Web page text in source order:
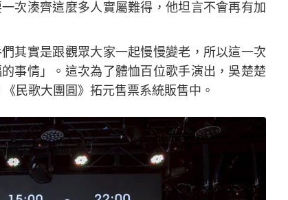
次湊齊這麼多人實屬難得，他坦言不會再有加
其實是跟觀眾大家一起慢慢變老，所以這一次
事情」。這次為了體恤百位歌手演出，吳楚楚
民歌大團圓》拓元售票系統販售中。